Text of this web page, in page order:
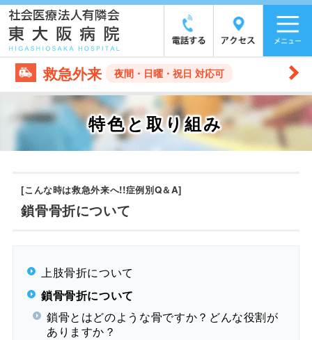
救急外来 夜間・日曜・祝日 対応可
特色と取り組み
[こんな時は救急外来へ!!症例別Q＆A]
鎖骨骨折について
上肢骨折について
鎖骨骨折について
鎖骨とはどのような骨ですか？どんな役割が
ありますか？